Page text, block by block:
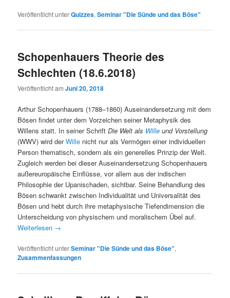
Veröffentlicht unterQuizzes,Seminar "Die Sünde und das Böse"
Schopenhauers Theorie des
Schlechten (18.6.2018)
Veröffentlicht amJuni 20, 2018
Arthur Schopenhauers (1788–1860) Auseinandersetzung mit dem
Bösen findet unter dem Vorzeichen seiner Metaphysik des
Willens statt. In seiner SchriftDie Welt als Wille und Vorstellung
(WWV) wird derWille nicht nur als Vermögen einer individuellen
Person thematisch, sondern als ein generelles Prinzip der Welt.
Zugleich werden bei dieser Auseinandersetzung Schopenhauers
außereuropäische Einflüsse, vor allem aus der indischen
Philosophie der Upanischaden, sichtbar. Seine Behandlung des
Bösen schwankt zwischen Individualität und Universalität des
Bösen und hebt durch ihre metaphysische Tiefendimension die
Unterscheidung von physischem und moralischem Übel auf.
Weiterlesen →
Veröffentlicht unterSeminar "Die Sünde und das Böse",
Zusammenfassungen